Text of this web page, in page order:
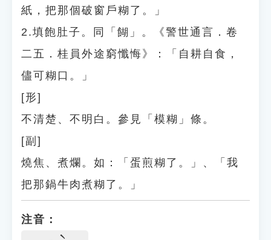
紙，把那個破窗戶糊了。」
2.填飽肚子。同「餬」。《警世通言．卷
二五．桂員外途窮懺悔》：「自耕自食，
儘可糊口。」
[形]
不清楚、不明白。參見「模糊」條。
[副]
燒焦、煮爛。如：「蛋煎糊了。」、「我
把那鍋牛肉煮糊了。」
注音：